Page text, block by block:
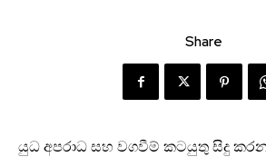
Share
යුධ අපරාධ සහ වගවීම් කටයුතු සිදු